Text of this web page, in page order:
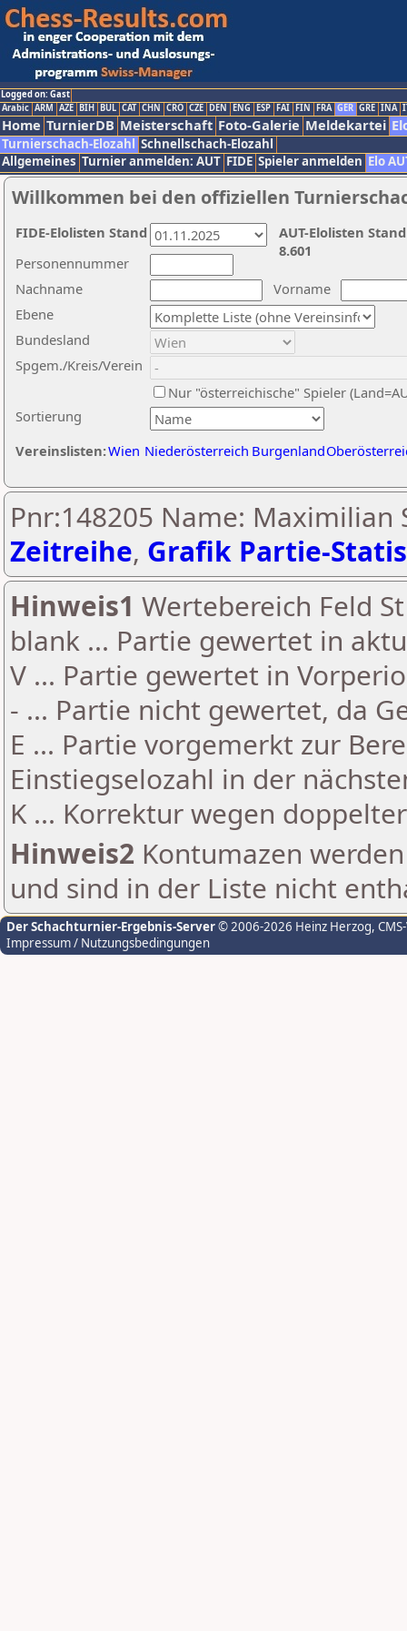
Logged on: Gast
Arabic ARM AZE BIH BUL CAT CHN CRO CZE DEN ENG ESP FAI FIN FRA GER GRE INA
Home TurnierDB Meisterschaft Foto-Galerie Meldekartei
Turnierschach-Elozahl Schnellschach-Elozahl
Allgemeines Turnier anmelden: AUT FIDE Spieler anmelden Elo
Willkommen bei den offiziellen
Nachname
Vorname
Ebene
Sortierung
Personennummer
Bundesland
Spgem./Kreis/Verein
Nur "österreichische" Spieler
Vereinslisten:Wien Niederösterreich Burgenland
AUT-Elolisten
8.601
FIDE-Elolisten Stand
Pnr:148205 Name: Maximilian
Zeitreihe, Grafik Partie-
Hinweis1 Wertebereich Feld
blank ... Partie gewertet in
V ... Partie gewertet in
- ... Partie nicht gewertet, da
E ... Partie vorgemerkt zur
Einstiegselozahl in der
K ... Korrektur wegen
Hinweis2 Kontumazen
und sind in der Liste nicht
Der Schachturnier-Ergebnis-Server© 2006-2026 Heinz Herzog,
Impressum / Nutzungsbedingungen